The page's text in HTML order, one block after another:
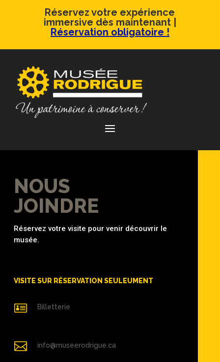
Réservez votre expérience
immersive dès maintenant |
Réservation obligatoire !
NOUS
JOINDRE
Réservez votre visite pour venir découvrir le
musée.
VISITE SUR RÉSERVATION SEULEUMENT
 Billetterie
 info@museerodrigue.ca